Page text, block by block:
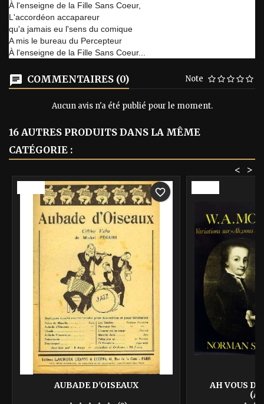
À l'enseigne de la Fille Sans Coeur,
L'accordéon accapareur
qu'a jamais eu l'sens du comique
A mis le bureau du Percepteur
À l'enseigne de la Fille Sans Coeur...
COMMENTAIRES (0) Note
Aucun avis n'a été publié pour le moment.
16 AUTRES PRODUITS DANS LA MÊME
CATÉGORIE :
>
<
AUBADE D'OISEAUX
favorite_border
AH VOUS